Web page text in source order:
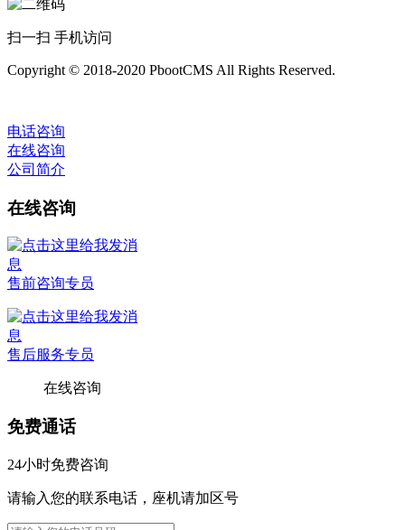
扫一扫 手机访问
Copyright © 2018-2020 PbootCMS All Rights Reserved.
电话咨询
在线咨询
公司简介
在线咨询
售前咨询专员
售后服务专员
在线咨询
免费通话
24小时免费咨询
请输入您的联系电话，座机请加区号